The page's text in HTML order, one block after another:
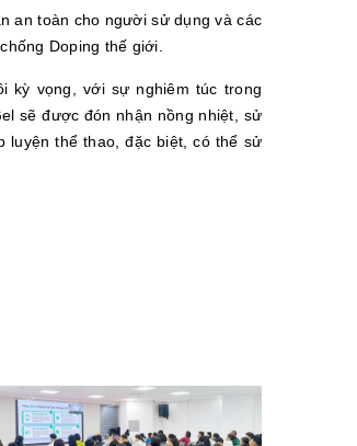
an toàn cho người sử dụng và các
Doping thế giới.
kỳ vọng, với sự nghiêm túc trong
sẽ được đón nhận nồng nhiệt, sử
luyện thể thao, đặc biệt, có thể sử